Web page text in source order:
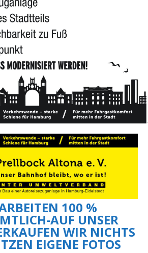
100 %
AUF UNSER
WIR NICHTS
EIGENE FOTOS